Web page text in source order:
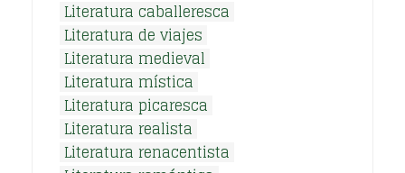
Literatura caballeresca
Literatura de viajes
Literatura medieval
Literatura mística
Literatura picaresca
Literatura realista
Literatura renacentista